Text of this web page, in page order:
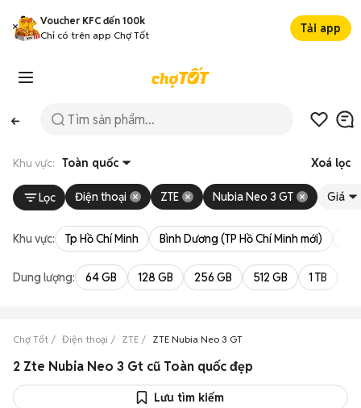
Voucher KFC đến 100k
Chỉ có trên app Chợ Tốt
Tải app
Khu vực: Toàn quốc Xoá lọc
Lọc Điện thoại ZTE Nubia Neo 3 GT Giá
Khu vực: Tp Hồ Chí Minh Bình Dương (TP Hồ Chí Minh mới)
Dung lượng: 64 GB 128 GB 256 GB 512 GB 1 TB
Chợ Tốt Điện thoại ZTE ZTE Nubia Neo 3 GT
2 Zte Nubia Neo 3 Gt cũ Toàn quốc đẹp
Lưu tìm kiếm